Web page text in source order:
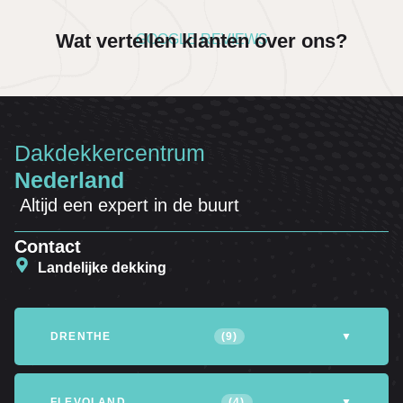
GOOGLE REVIEWS
Wat vertellen klanten over ons?
Dakdekkercentrum
Nederland
Altijd een expert in de buurt
Contact
Landelijke dekking
DRENTHE (9) ▼